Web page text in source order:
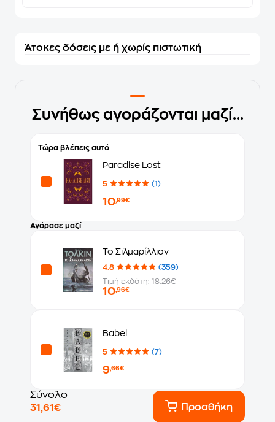
Άτοκες δόσεις με ή χωρίς πιστωτική
Συνήθως αγοράζονται μαζί...
Τώρα βλέπεις αυτό
Paradise Lost
5 (1)
10,99€
Αγόρασε μαζί
Το Σιλμαρίλλιον
4.8
(359)
Τιμή εκδότη: 18.26€
10,96€
Babel
5 (7)
9,66€
Σύνολο
31,61€
Προσθήκη